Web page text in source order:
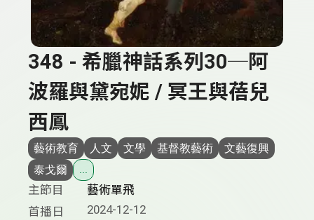
348 - 希臘神話系列30─阿
波羅與黛宛妮 / 冥王與蓓兒
西鳳
藝術教育 人文 文學 基督教藝術
文藝復興
泰戈爾
...
主節目
藝術單飛
首播日
2024-12-12